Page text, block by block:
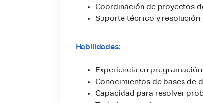
Coordinación de proyectos
Soporte técnico y resolución
Habilidades:
Experiencia en programación
Conocimientos de bases de
Capacidad para resolver